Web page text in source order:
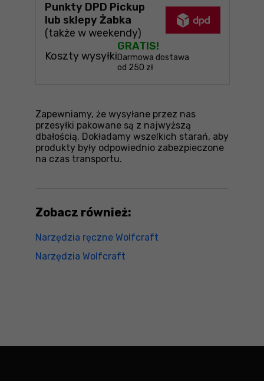
Punkty DPD Pickup
lub sklepy Żabka
(także w weekendy)
Koszty wysyłki
GRATIS!
Darmowa dostawa
od 250 zł
Zapewniamy, że wysyłane przez nas
przesyłki pakowane są z najwyższą
dbałością. Dokładamy wszelkich starań, aby
produkty były odpowiednio zabezpieczone
na czas transportu.
Zobacz również:
Narzędzia ręczne Wolfcraft
Narzędzia Wolfcraft